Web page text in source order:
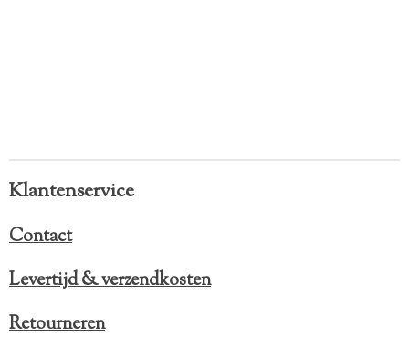
Klantenservice
Contact
Levertijd & verzendkosten
Retourneren